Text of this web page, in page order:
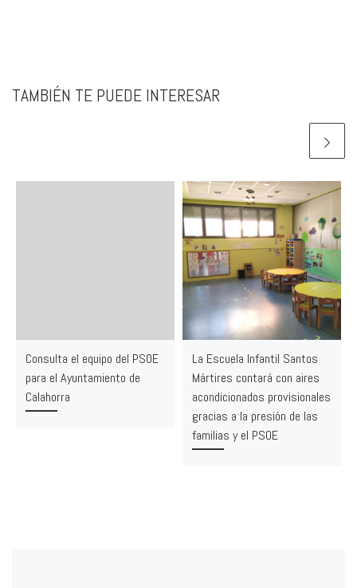
TAMBIÉN TE PUEDE INTERESAR
Consulta el equipo del PSOE
para el Ayuntamiento de
Calahorra
La Escuela Infantil Santos
Mártires contará con aires
acondicionados provisionales
gracias a la presión de las
familias y el PSOE